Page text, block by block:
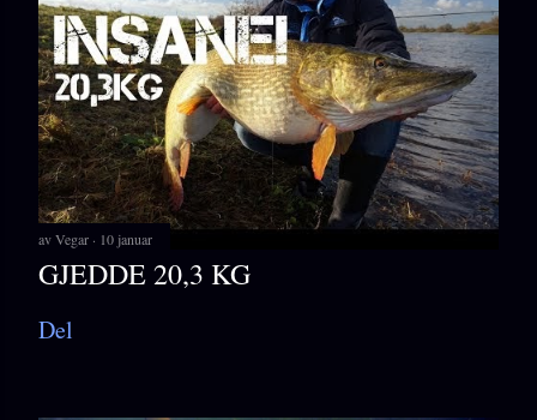
avVegar 10 januar
GJEDDE 20,3 KG
Del